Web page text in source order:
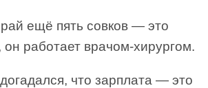
ещё пять совков — это
работает врачом-хирургом.
что зарплата — это